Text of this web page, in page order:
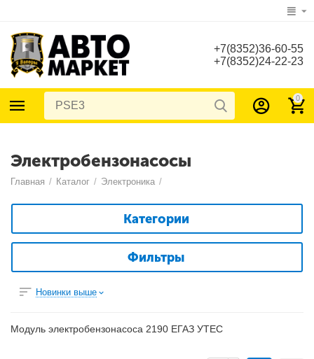
+7(8352)36-60-55
+7(8352)24-22-23
0
Электробензонасосы
Главная / Каталог / Электроника /
Категории
Фильтры
Новинки выше
Модуль электробензонасоса 2190 ЕГАЗ УТЕС